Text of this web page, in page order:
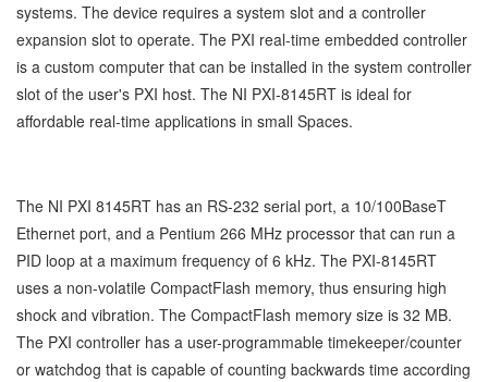
systems. The device requires a system slot and a controller
expansion slot to operate. The PXI real-time embedded controller
is a custom computer that can be installed in the system controller
slot of the user's PXI host. The NI PXI-8145RT is ideal for
affordable real-time applications in small Spaces.
The NI PXI 8145RT has an RS-232 serial port, a 10/100BaseT
Ethernet port, and a Pentium 266 MHz processor that can run a
PID loop at a maximum frequency of 6 kHz. The PXI-8145RT
uses a non-volatile CompactFlash memory, thus ensuring high
shock and vibration. The CompactFlash memory size is 32 MB.
The PXI controller has a user-programmable timekeeper/counter
or watchdog that is capable of counting backwards time according